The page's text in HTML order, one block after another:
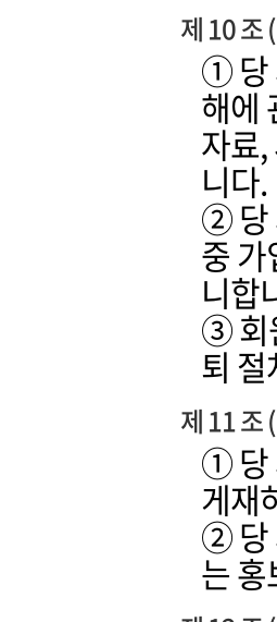
제 10 조
① 당
해에
자료
니다.
② 당
중
니합
③ 회
퇴
제 11 조
① 당
게재
② 당
는